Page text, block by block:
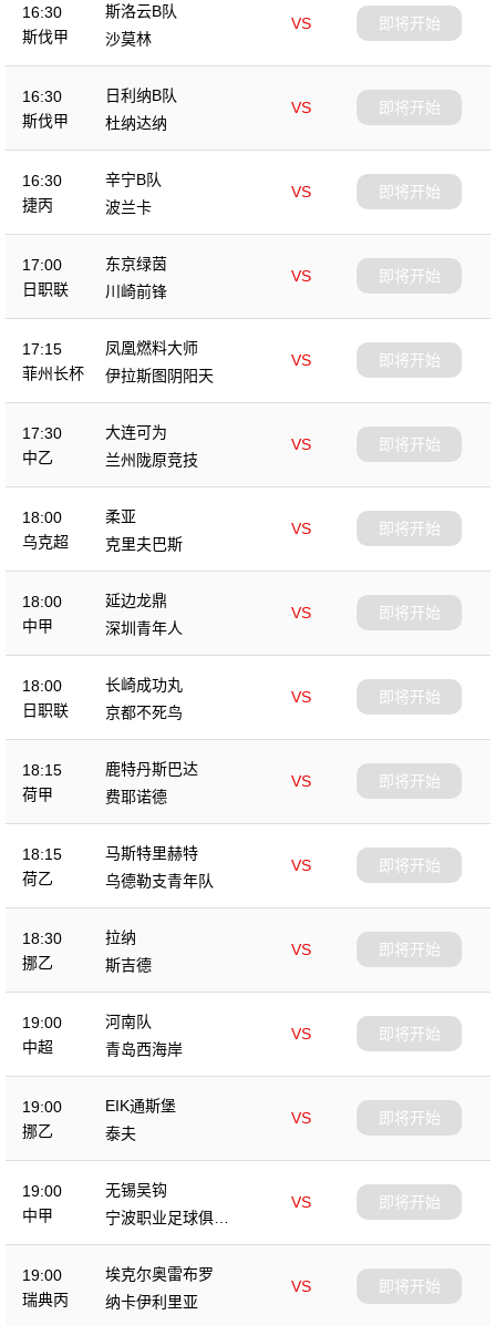
16:30
斯伐甲
斯洛云B队
VS
沙莫林
即将开始
16:30
斯伐甲
日利纳B队
VS
杜纳达纳
即将开始
16:30
捷丙
辛宁B队
VS
波兰卡
即将开始
17:00
日职联
东京绿茵
VS
川崎前锋
即将开始
17:15
菲州长杯
凤凰燃料大师
VS
伊拉斯图阴阳天
即将开始
17:30
中乙
大连可为
VS
兰州陇原竞技
即将开始
18:00
乌克超
柔亚
VS
克里夫巴斯
即将开始
18:00
中甲
延边龙鼎
VS
深圳青年人
即将开始
18:00
日职联
长崎成功丸
VS
京都不死鸟
即将开始
18:15
荷甲
鹿特丹斯巴达
VS
费耶诺德
即将开始
18:15
荷乙
马斯特里赫特
VS
乌德勒支青年队
即将开始
18:30
挪乙
拉纳
VS
斯吉德
即将开始
19:00
中超
河南队
VS
青岛西海岸
即将开始
19:00
挪乙
EIK通斯堡
VS
泰夫
即将开始
19:00
中甲
无锡吴钩
VS
宁波职业足球俱乐
部
即将开始
19:00
瑞典丙
埃克尔奥雷布罗
VS
纳卡伊利里亚
即将开始